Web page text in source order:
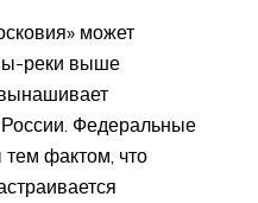
может
реки выше
Федеральные
фактом, что